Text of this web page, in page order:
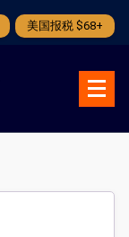
美国报税 $68+